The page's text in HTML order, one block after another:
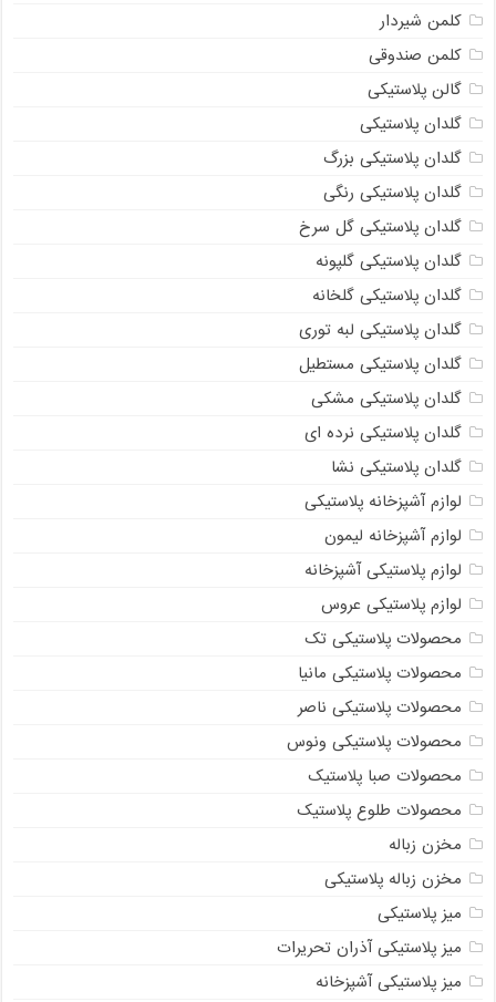
کلمن شیردار
کلمن صندوقی
گالن پلاستیکی
گلدان پلاستیکی
گلدان پلاستیکی بزرگ
گلدان پلاستیکی رنگی
گلدان پلاستیکی گل سرخ
گلدان پلاستیکی گلپونه
گلدان پلاستیکی گلخانه
گلدان پلاستیکی لبه توری
گلدان پلاستیکی مستطیل
گلدان پلاستیکی مشکی
گلدان پلاستیکی نرده ای
گلدان پلاستیکی نشا
لوازم آشپزخانه پلاستیکی
لوازم آشپزخانه لیمون
لوازم پلاستیکی آشپزخانه
لوازم پلاستیکی عروس
محصولات پلاستیکی تک
محصولات پلاستیکی مانیا
محصولات پلاستیکی ناصر
محصولات پلاستیکی ونوس
محصولات صبا پلاستیک
محصولات طلوع پلاستیک
مخزن زباله
مخزن زباله پلاستیکی
میز پلاستیکی
میز پلاستیکی آذران تحریرات
میز پلاستیکی آشپزخانه